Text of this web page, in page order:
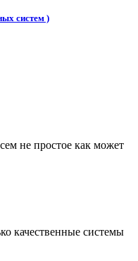
систем )
не простое как может
качественные системы